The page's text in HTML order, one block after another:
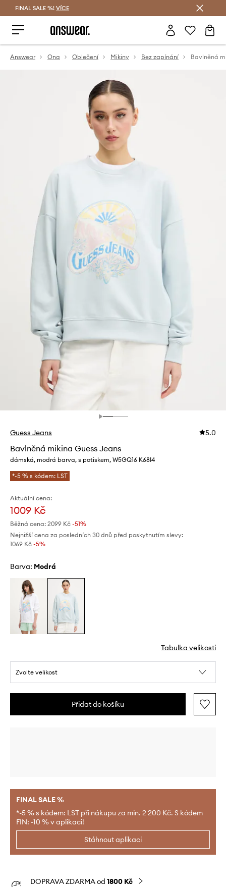
FINAL SALE %! VÍCE
Answear Ona Oblečení Mikiny Bez zapínání Bavlněná
Guess Jeans 5.0
Bavlněná mikina Guess Jeans
dámská, modrá barva, s potiskem, W5GQ16 K68I4
*-5 % s kódem: LST
Aktuální cena:
1009 Kč
Běžná cena: 2099 Kč -51%
Nejnižší cena za posledních 30 dnů před poskytnutím slevy:
1069 Kč -5%
Barva: modrá
Tabulka velikosti
Zvolte velikost
Přidat do košíku
FINAL SALE %
*-5 % s kódem: LST při nákupu za min. 2 200 Kč. S kódem
FIN: -10 % v aplikaci!
Stáhnout aplikaci
DOPRAVA ZDARMA od 1800 Kč